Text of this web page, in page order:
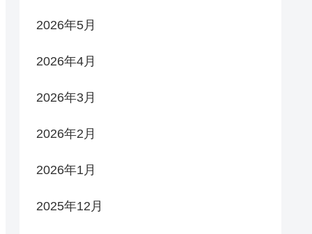
2026年5月
2026年4月
2026年3月
2026年2月
2026年1月
2025年12月